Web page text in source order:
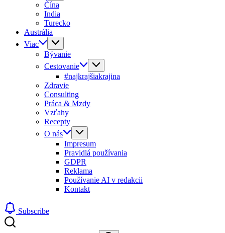
Čína
India
Turecko
Austrália
Viac
Bývanie
Cestovanie
#najkrajšiakrajina
Zdravie
Consulting
Práca & Mzdy
Vzťahy
Recepty
O nás
Impresum
Pravidlá používania
GDPR
Reklama
Používanie AI v redakcii
Kontakt
Subscribe